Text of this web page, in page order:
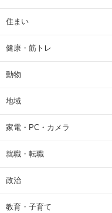
住まい
健康・筋トレ
動物
地域
家電・PC・カメラ
就職・転職
政治
教育・子育て